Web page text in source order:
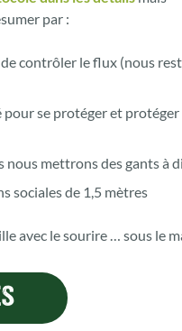
par :
contrôler le flux (nous
se protéger et
nous mettrons des gants à
sociales de 1,5 mètres
avec le sourire … sous le